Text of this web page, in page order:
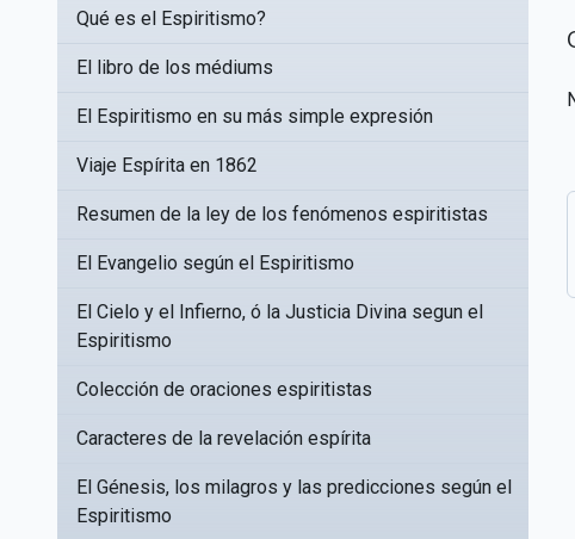
Qué es el Espiritismo?
El libro de los médiums
El Espiritismo en su más simple expresión
Viaje Espírita en 1862
Resumen de la ley de los fenómenos espiritistas
El Evangelio según el Espiritismo
El Cielo y el Infierno, ó la Justicia Divina segun el
Espiritismo
Colección de oraciones espiritistas
Caracteres de la revelación espírita
El Génesis, los milagros y las predicciones según el
Espiritismo